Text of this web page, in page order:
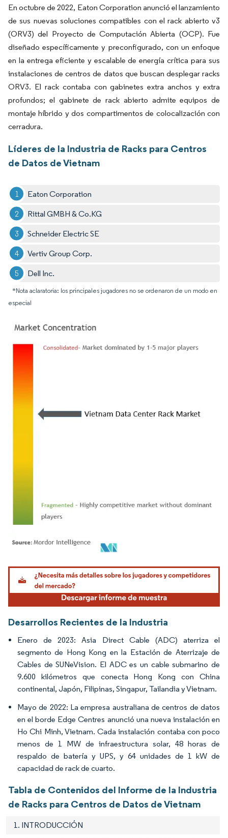
En octubre de 2022, Eaton Corporation anunció el lanzamiento
de sus nuevas soluciones compatibles con el rack abierto v3
(ORV3) del Proyecto de Computación Abierta (OCP). Fue
diseñado específicamente y preconfigurado, con un enfoque
en la entrega eficiente y escalable de energía crítica para sus
instalaciones de centros de datos que buscan desplegar racks
ORV3. El rack contaba con gabinetes extra anchos y extra
profundos; el gabinete de rack abierto admite equipos de
montaje híbrido y dos compartimentos de colocalización con
cerradura.
Líderes de la Industria de Racks para Centros
de Datos de Vietnam
Eaton Corporation
Rittal GMBH & Co.KG
Schneider Electric SE
Vertiv Group Corp.
Dell Inc.
*Nota aclaratoria: los principales jugadores no se ordenaron de un modo en
especial
Imagen © Mordor Intelligence. El uso requiere atribución según CC BY 4.0.
Desarrollos Recientes de la Industria
Enero de 2023: Asia Direct Cable (ADC) aterriza el
segmento de Hong Kong en la Estación de Aterrizaje de
Cables de SUNeVision. El ADC es un cable submarino de
9.600 kilómetros que conecta Hong Kong con China
continental, Japón, Filipinas, Singapur, Tailandia y Vietnam.
Mayo de 2022: La empresa australiana de centros de datos
en el borde Edge Centres anunció una nueva instalación en
Ho Chi Minh, Vietnam. Cada instalación contaba con poco
menos de 1 MW de infraestructura solar, 48 horas de
respaldo de batería y UPS, y 64 unidades de 1 kW de
capacidad de rack de cuarto.
Tabla de Contenidos del Informe de la Industria
de Racks para Centros de Datos de Vietnam
1. INTRODUCCIÓN